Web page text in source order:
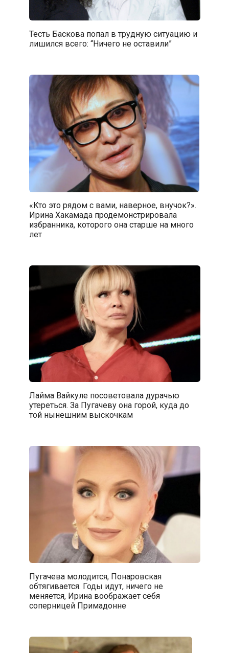
Тесть Баскова попал в трудную ситуацию и
лишился всего: “Ничего не оставили”
«Кто это рядом с вами, наверное, внучок?».
Ирина Хакамада продемонстрировала
избранника, которого она старше на много
лет
Лайма Вайкуле посоветовала дурачью
утереться. За Пугачеву она горой, куда до
той нынешним выскочкам
Пугачева молодится, Понаровская
обтягивается. Годы идут, ничего не
меняется, Ирина воображает себя
соперницей Примадонне